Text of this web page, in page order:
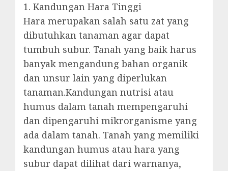
1. Kandungan Hara Tinggi
Hara merupakan salah satu zat yang
dibutuhkan tanaman agar dapat
tumbuh subur. Tanah yang baik harus
banyak mengandung bahan organik
dan unsur lain yang diperlukan
tanaman.Kandungan nutrisi atau
humus dalam tanah mempengaruhi
dan dipengaruhi mikrorganisme yang
ada dalam tanah. Tanah yang memiliki
kandungan humus atau hara yang
subur dapat dilihat dari warnanya,